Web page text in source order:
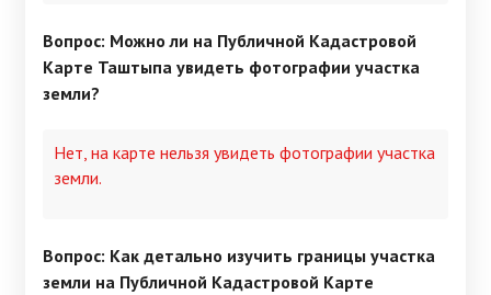
Вопрос: Можно ли на Публичной Кадастровой
Карте Таштыпа увидеть фотографии участка
земли?
Нет, на карте нельзя увидеть фотографии участка
земли.
Вопрос: Как детально изучить границы участка
земли на Публичной Кадастровой Карте